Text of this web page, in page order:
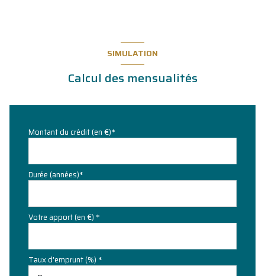
SIMULATION
Calcul des mensualités
Montant du crédit (en €)*
Durée (années)*
Votre apport (en €) *
Taux d'emprunt (%) *